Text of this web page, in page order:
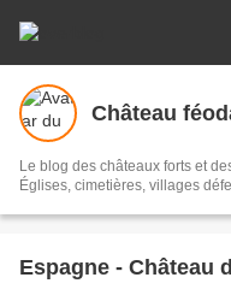
Château
Le blog des châteaux forts et
Églises, cimetières, villages
Espagne - Château